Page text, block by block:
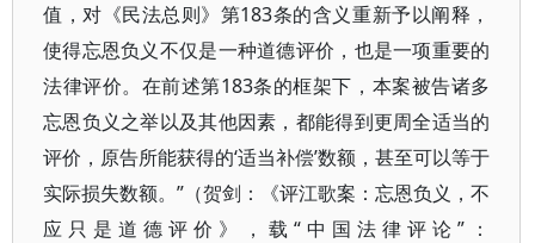
值，对《民法总则》第183条的含义重新予以阐释，
使得忘恩负义不仅是一种道德评价，也是一项重要的
法律评价。在前述第183条的框架下，本案被告诸多
忘恩负义之举以及其他因素，都能得到更周全适当的
评价，原告所能获得的‘适当补偿’数额，甚至可以等于
实际损失数额。”（贺剑：《评江歌案：忘恩负义，不
应只是道德评价》，载“中国法律评论”：